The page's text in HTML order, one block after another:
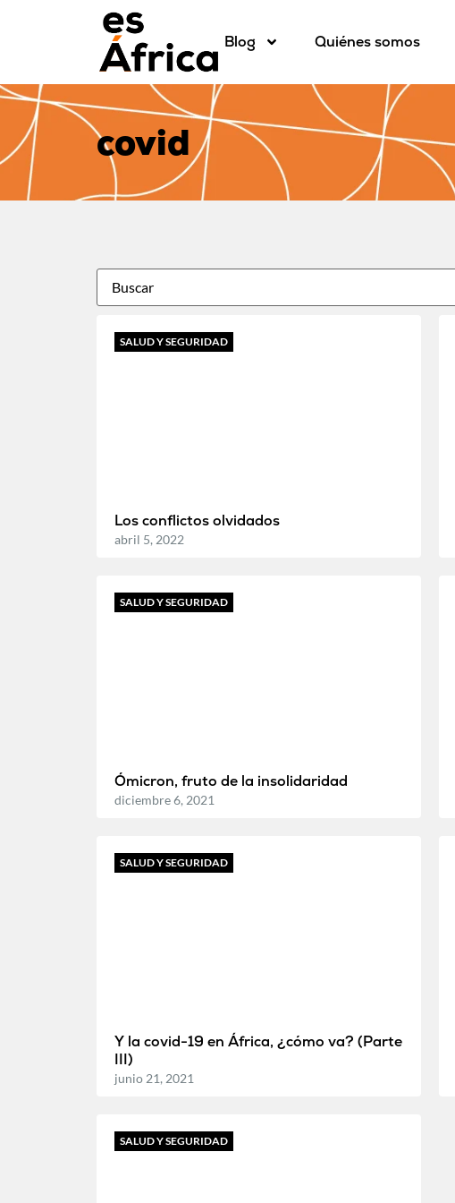
Blog Quiénes somos
covid
SALUD Y SEGURIDAD
Los conflictos olvidados
abril 5, 2022
SALUD Y SEGURIDAD
Ómicron, fruto de la insolidaridad
diciembre 6, 2021
SALUD Y SEGURIDAD
Y la covid-19 en África, ¿cómo va? (Parte
III)
junio 21, 2021
SALUD Y SEGURIDAD